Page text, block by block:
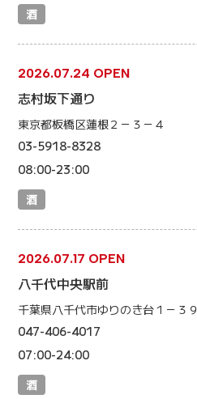
酒
2026.07.24 OPEN
志村坂下通り
東京都板橋区蓮根２－３－４
03-5918-8328
08:00-23:00
酒
2026.07.17 OPEN
八千代中央駅前
千葉県八千代市ゆりのき台１－３９
047-406-4017
07:00-24:00
酒